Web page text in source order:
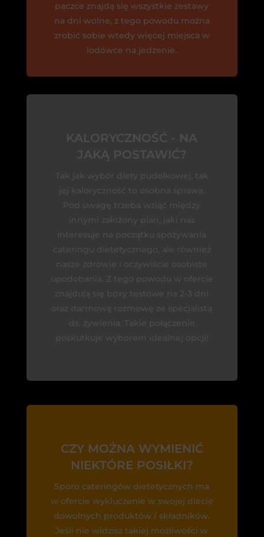
paczce znajdą się wszystkie zestawy
na dni wolne, z tego powodu można
zrobić sobie wtedy więcej miejsca w
lodówce na jedzenie.
CZY MOŻNA WYMIENIĆ
NIEKTÓRE POSIŁKI?
Sporo cateringów dietetycznych ma
w ofercie wykluczenie w swojej diecie
dowolnych produktów / składników.
Jeśli nie widzisz takiej możliwości w